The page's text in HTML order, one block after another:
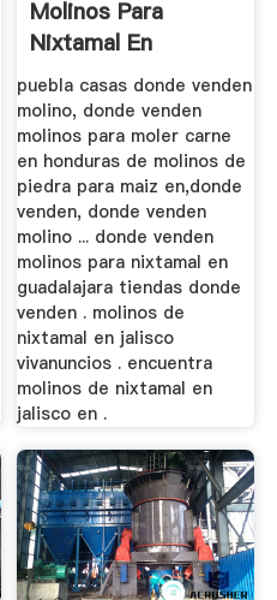
Molinos Para
Nixtamal En
Guadalajara
puebla casas donde venden
molino, donde venden
molinos para moler carne
en honduras de molinos de
piedra para maiz en,donde
venden, donde venden
molino ... donde venden
molinos para nixtamal en
guadalajara tiendas donde
venden . molinos de
nixtamal en jalisco
vivanuncios . encuentra
molinos de nixtamal en
jalisco en .